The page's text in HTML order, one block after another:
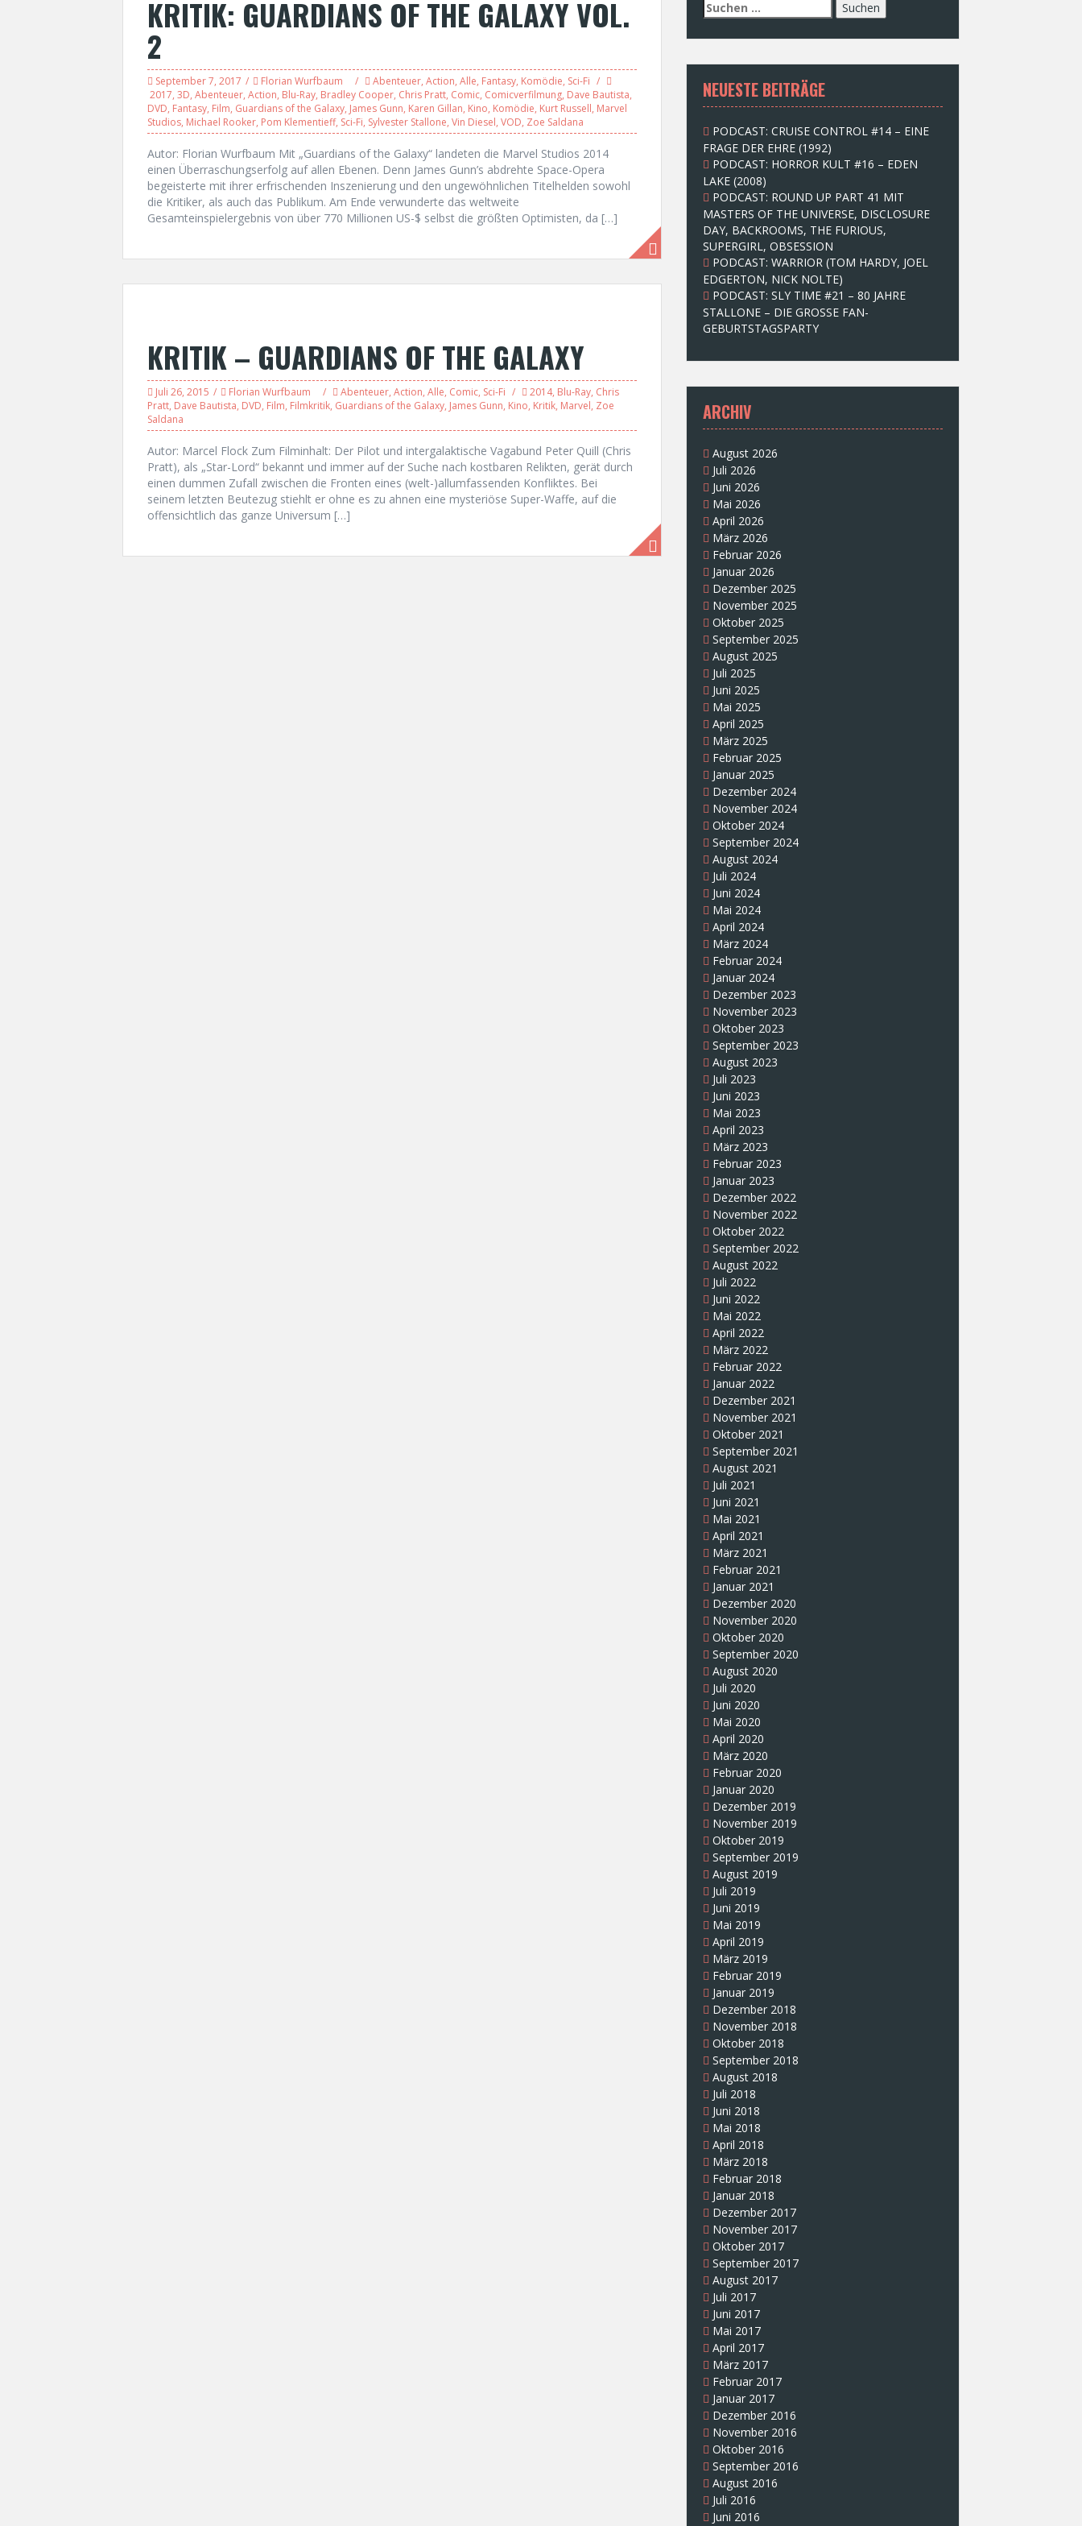
KRITIK: GUARDIANS OF THE GALAXY VOL.
2
September 7, 2017 Florian Wurfbaum Abenteuer, Action, Alle, Fantasy, Komödie, Sci-Fi
2017, 3D, Abenteuer, Action, Blu-Ray, Bradley Cooper, Chris Pratt, Comic, Comicverfilmung, Dave Bautista,
DVD, Fantasy, Film, Guardians of the Galaxy, James Gunn, Karen Gillan, Kino, Komödie, Kurt Russell, Marvel
Studios, Michael Rooker, Pom Klementieff, Sci-Fi, Sylvester Stallone, Vin Diesel, VOD, Zoe Saldana
Autor: Florian Wurfbaum Mit „Guardians of the Galaxy“ landeten die Marvel Studios 2014
einen Überraschungserfolg auf allen Ebenen. Denn James Gunn’s abdrehte Space-Opera
begeisterte mit ihrer erfrischenden Inszenierung und den ungewöhnlichen Titelhelden sowohl
die Kritiker, als auch das Publikum. Am Ende verwunderte das weltweite
Gesamteinspielergebnis von über 770 Millionen US-$ selbst die größten Optimisten, da […]
KRITIK – GUARDIANS OF THE GALAXY
Juli 26, 2015 Florian Wurfbaum Abenteuer, Action, Alle, Comic, Sci-Fi 2014, Blu-Ray, Chris
Pratt, Dave Bautista, DVD, Film, Filmkritik, Guardians of the Galaxy, James Gunn, Kino, Kritik, Marvel, Zoe
Saldana
Autor: Marcel Flock Zum Filminhalt: Der Pilot und intergalaktische Vagabund Peter Quill (Chris
Pratt), als „Star-Lord“ bekannt und immer auf der Suche nach kostbaren Relikten, gerät durch
einen dummen Zufall zwischen die Fronten eines (welt-)allumfassenden Konfliktes. Bei
seinem letzten Beutezug stiehlt er ohne es zu ahnen eine mysteriöse Super-Waffe, auf die
offensichtlich das ganze Universum […]
S
u
c
e
n
n
c
h
:
NEUESTE BEITRÄGE
PODCAST: CRUISE CONTROL #14 – EINE
FRAGE DER EHRE (1992)
PODCAST: HORROR KULT #16 – EDEN
LAKE (2008)
PODCAST: ROUND UP PART 41 MIT
MASTERS OF THE UNIVERSE, DISCLOSURE
DAY, BACKROOMS, THE FURIOUS,
SUPERGIRL, OBSESSION
PODCAST: WARRIOR (TOM HARDY, JOEL
EDGERTON, NICK NOLTE)
PODCAST: SLY TIME #21 – 80 JAHRE
STALLONE – DIE GROSSE FAN-
GEBURTSTAGSPARTY
ARCHIV
August 2026
Juli 2026
Juni 2026
Mai 2026
April 2026
März 2026
Februar 2026
Januar 2026
Dezember 2025
November 2025
Oktober 2025
September 2025
August 2025
Juli 2025
Juni 2025
Mai 2025
April 2025
März 2025
Februar 2025
Januar 2025
Dezember 2024
November 2024
Oktober 2024
September 2024
August 2024
Juli 2024
Juni 2024
Mai 2024
April 2024
März 2024
Februar 2024
Januar 2024
Dezember 2023
November 2023
Oktober 2023
September 2023
August 2023
Juli 2023
Juni 2023
Mai 2023
April 2023
März 2023
Februar 2023
Januar 2023
Dezember 2022
November 2022
Oktober 2022
September 2022
August 2022
Juli 2022
Juni 2022
Mai 2022
April 2022
März 2022
Februar 2022
Januar 2022
Dezember 2021
November 2021
Oktober 2021
September 2021
August 2021
Juli 2021
Juni 2021
Mai 2021
April 2021
März 2021
Februar 2021
Januar 2021
Dezember 2020
November 2020
Oktober 2020
September 2020
August 2020
Juli 2020
Juni 2020
Mai 2020
April 2020
März 2020
Februar 2020
Januar 2020
Dezember 2019
November 2019
Oktober 2019
September 2019
August 2019
Juli 2019
Juni 2019
Mai 2019
April 2019
März 2019
Februar 2019
Januar 2019
Dezember 2018
November 2018
Oktober 2018
September 2018
August 2018
Juli 2018
Juni 2018
Mai 2018
April 2018
März 2018
Februar 2018
Januar 2018
Dezember 2017
November 2017
Oktober 2017
September 2017
August 2017
Juli 2017
Juni 2017
Mai 2017
April 2017
März 2017
Februar 2017
Januar 2017
Dezember 2016
November 2016
Oktober 2016
September 2016
August 2016
Juli 2016
Juni 2016